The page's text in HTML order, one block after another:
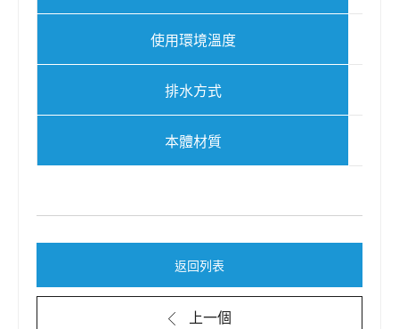
使用環境溫度
排水方式
本體材質
上一個
返回列表